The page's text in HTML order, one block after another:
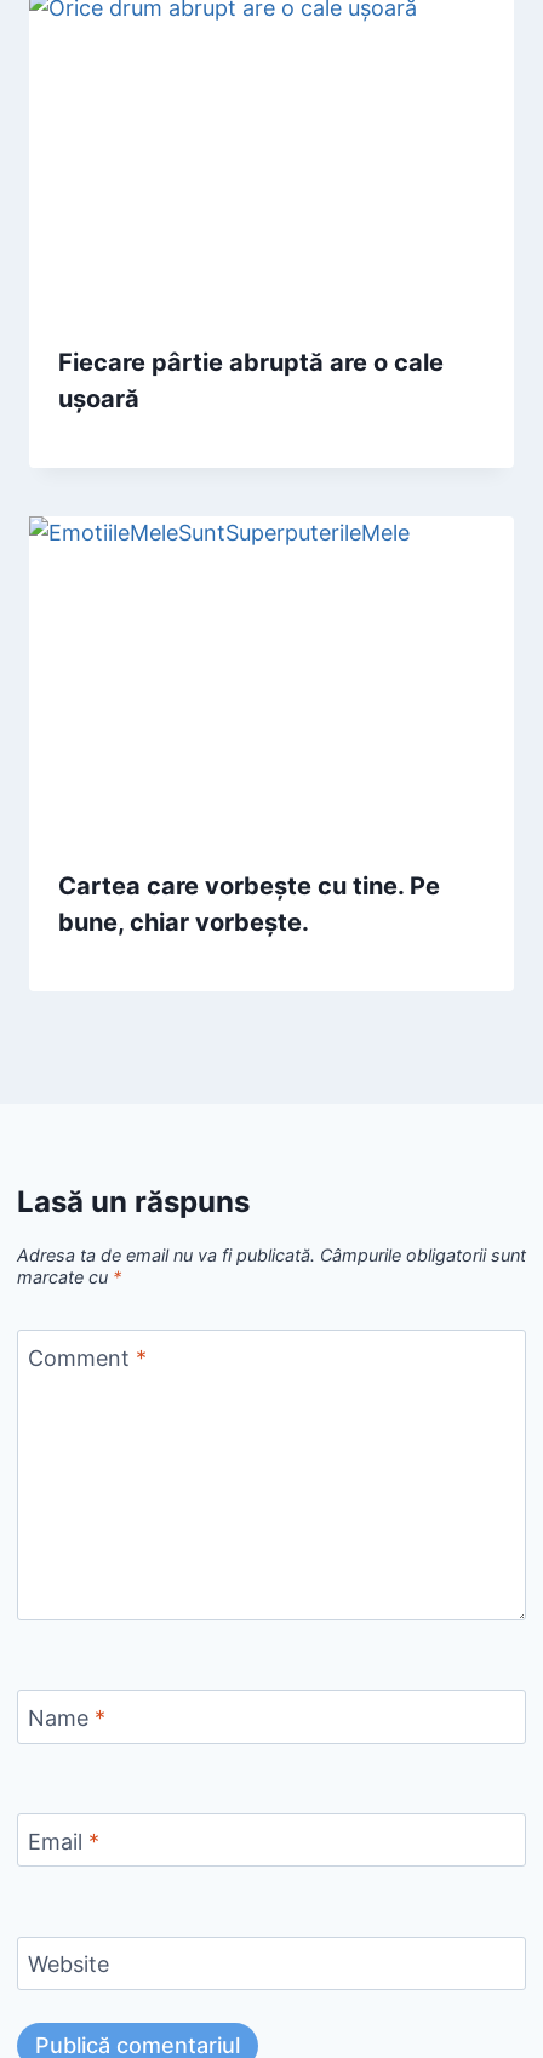
Fiecare pârtie abruptă are o cale
ușoară
Cartea care vorbește cu tine. Pe
bune, chiar vorbește.
Lasă un răspuns
Adresa ta de email nu va fi publicată. Câmpurile obligatorii sunt
marcate cu *
Comment *
Name *
Email *
Website